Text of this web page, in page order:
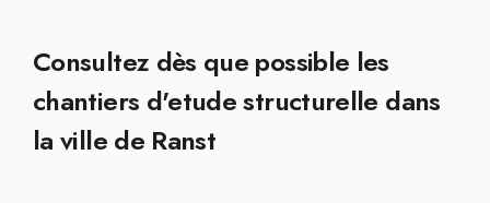
Consultez dès que possible les
chantiers d'etude structurelle dans
la ville de Ranst